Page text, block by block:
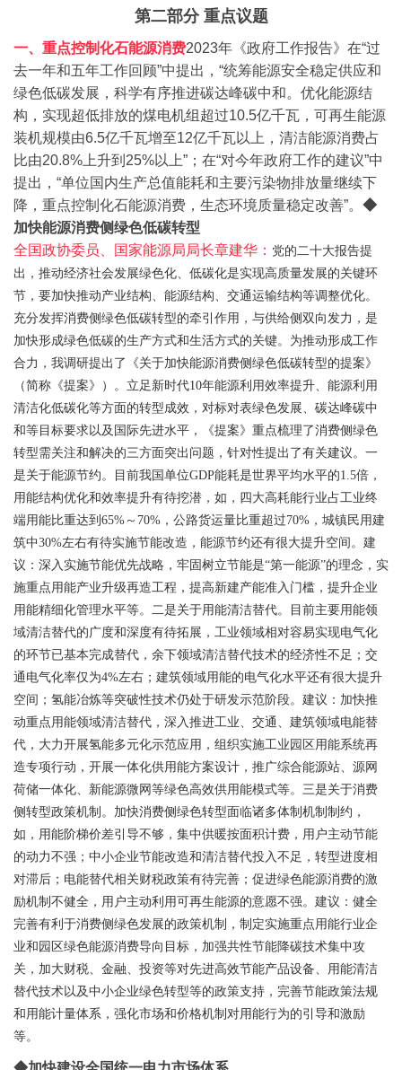
第二部分 重点议题
一、重点控制化石能源消费2023年《政府工作报告》在“过
去一年和五年工作回顾”中提出，“统筹能源安全稳定供应和
绿色低碳发展，科学有序推进碳达峰碳中和。优化能源结
构，实现超低排放的煤电机组超过10.5亿千瓦，可再生能源
装机规模由6.5亿千瓦增至12亿千瓦以上，清洁能源消费占
比由20.8%上升到25%以上”；在“对今年政府工作的建议”中
提出，“单位国内生产总值能耗和主要污染物排放量继续下
降，重点控制化石能源消费，生态环境质量稳定改善”。 ◆
加快能源消费侧绿色低碳转型
全国政协委员、国家能源局局长章建华： 党的二十大报告提
出，推动经济社会发展绿色化、低碳化是实现高质量发展的关键环
节，要加快推动产业结构、能源结构、交通运输结构等调整优化。
充分发挥消费侧绿色低碳转型的牵引作用，与供给侧双向发力，是
加快形成绿色低碳的生产方式和生活方式的关键。 为推动形成工作
合力，我调研提出了《关于加快能源消费侧绿色低碳转型的提案》
（简称《提案》）。立足新时代10年能源利用效率提升、能源利用
清洁化低碳化等方面的转型成效，对标对表绿色发展、碳达峰碳中
和等目标要求以及国际先进水平，《提案》重点梳理了消费侧绿色
转型需关注和解决的三方面突出问题，针对性提出了有关建议。 一
是关于能源节约。目前我国单位GDP能耗是世界平均水平的1.5倍，
用能结构优化和效率提升有待挖潜，如，四大高耗能行业占工业终
端用能比重达到65%～70%，公路货运量比重超过70%，城镇民用建
筑中30%左右有待实施节能改造，能源节约还有很大提升空间。建
议：深入实施节能优先战略，牢固树立节能是“第一能源”的理念，实
施重点用能产业升级再造工程，提高新建产能准入门槛，提升企业
用能精细化管理水平等。
二是关于用能清洁替代。目前主要用能领
域清洁替代的广度和深度有待拓展，工业领域相对容易实现电气化
的环节已基本完成替代，余下领域清洁替代技术的经济性不足；交
通电气化率仅为4%左右；建筑领域用能的电气化水平还有很大提升
空间；氢能冶炼等突破性技术仍处于研发示范阶段。建议：加快推
动重点用能领域清洁替代，深入推进工业、交通、建筑领域电能替
代，大力开展氢能多元化示范应用，组织实施工业园区用能系统再
造专项行动，开展一体化供用能方案设计，推广综合能源站、源网
荷储一体化、新能源微网等绿色高效供用能模式等。 三是关于消费
侧转型政策机制。加快消费侧绿色转型面临诸多体制机制制约，
如，用能阶梯价差引导不够，集中供暖按面积计费，用户主动节能
的动力不强；中小企业节能改造和清洁替代投入不足，转型进度相
对滞后；电能替代相关财税政策有待完善；促进绿色能源消费的激
励机制不健全，用户主动利用可再生能源的意愿不强。建议：健全
完善有利于消费侧绿色发展的政策机制，制定实施重点用能行业企
业和园区绿色能源消费导向目标，加强共性节能降碳技术集中攻
关，加大财税、金融、投资等对先进高效节能产品设备、用能清洁
替代技术以及中小企业绿色转型等的政策支持，完善节能政策法规
和用能计量体系，强化市场和价格机制对用能行为的引导和激励
等。